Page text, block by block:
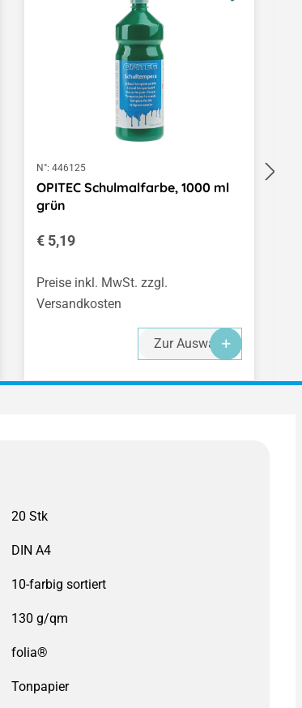
N°: 446125
OPITEC Schulmalfarbe, 1000 ml
grün
Regulärer Preis:
€ 5,19
Preise inkl. MwSt. zzgl.
Versandkosten
Zur Auswahl
DIN A4
10-farbig sortiert
130 g/qm
folia®